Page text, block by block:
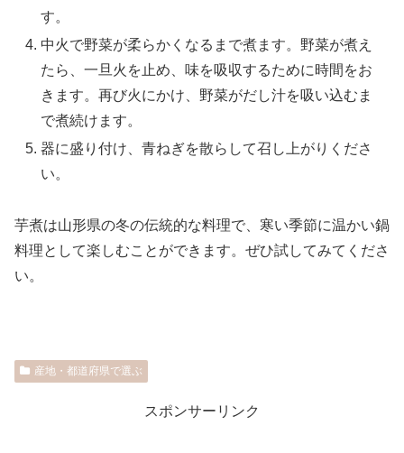
す。
中火で野菜が柔らかくなるまで煮ます。野菜が煮え
たら、一旦火を止め、味を吸収するために時間をお
きます。再び火にかけ、野菜がだし汁を吸い込むま
で煮続けます。
器に盛り付け、青ねぎを散らして召し上がりくださ
い。
芋煮は山形県の冬の伝統的な料理で、寒い季節に温かい鍋
料理として楽しむことができます。ぜひ試してみてくださ
い。
産地・都道府県で選ぶ
スポンサーリンク